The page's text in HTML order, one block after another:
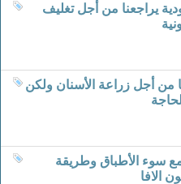
يراجعنا من أجل تغليف
من أجل زراعة الأسنان ولكن
مع سوء الأطباق وطريقة
الافا